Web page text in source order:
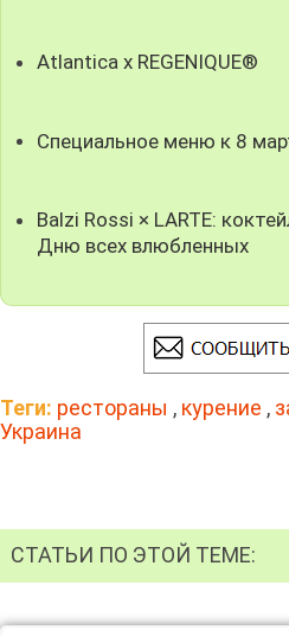
Atlantica x REGENIQUE®
Специальное меню к 8
Balzi Rossi × LARTE:
Дню всех влюбленных
Теги: рестораны , курение ,
Украина
СТАТЬИ ПО ЭТОЙ ТЕМЕ: